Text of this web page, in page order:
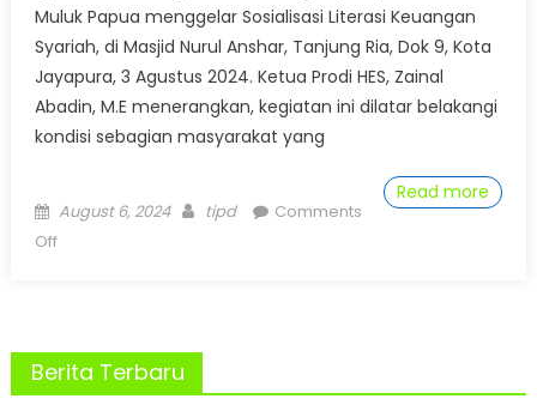
Muluk Papua menggelar Sosialisasi Literasi Keuangan
Syariah, di Masjid Nurul Anshar, Tanjung Ria, Dok 9, Kota
Jayapura, 3 Agustus 2024. Ketua Prodi HES, Zainal
Abadin, M.E menerangkan, kegiatan ini dilatar belakangi
kondisi sebagian masyarakat yang
Read more
Posted
on
August 6, 2024 Author
tipd
Comments
Offon
Sosialisasikan
Literasi
Berita Terbaru